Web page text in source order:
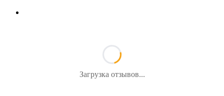
Загрузка отзывов...